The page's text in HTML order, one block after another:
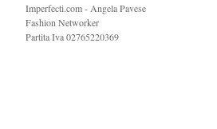
Imperfecti.com - Angela Pavese
Fashion Networker
Partita Iva 02765220369